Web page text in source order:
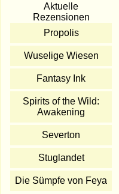
Aktuelle
Rezensionen
Propolis
Wuselige Wiesen
Fantasy Ink
Spirits of the Wild:
Awakening
Severton
Stuglandet
Die Sümpfe von Feya